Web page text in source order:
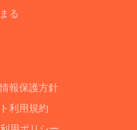
る
報保護方針
利用規約